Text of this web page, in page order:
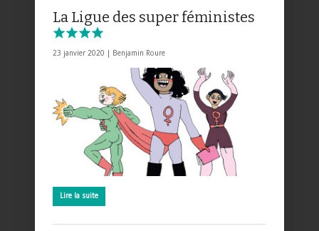
La Ligue des super féministes
23 janvier 2020 | Benjamin Roure
Lire la suite